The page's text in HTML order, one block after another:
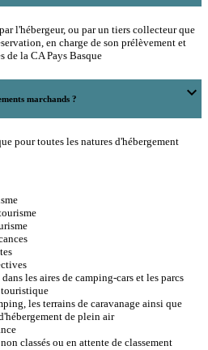
l'hébergeur, ou par un tiers collecteur que
en charge de son prélèvement et
de la CA Pays Basque
marchands ? expand_more
pour toutes les natures d'hébergement
les aires de camping-cars et les parcs
les terrains de caravanage ainsi que
de plein air
classés ou en attente de classement